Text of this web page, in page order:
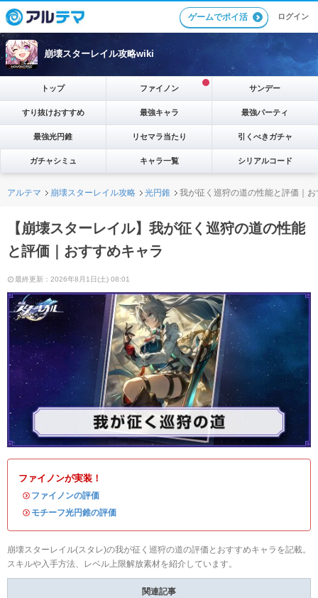
ゲームでポイ活 ログイン
崩壊スターレイル攻略wiki
トップ ファイノン サンデー
すり抜けおすすめ 最強キャラ 最強パーティ
最強光円錐 リセマラ当たり 引くべきガチャ
ガチャシミュ キャラ一覧 シリアルコード
アルテマ 崩壊スターレイル攻略 光円錐 我が征く巡狩の道の性能と評価｜
【崩壊スターレイル】我が征く巡狩の道の性能
と評価｜おすすめキャラ
最終更新：2026年8月1日(土) 08:01
ファイノンが実装！
・ ファイノンの評価
・ モチーフ光円錐の評価
崩壊スターレイル(スタレ)の我が征く巡狩の道の評価とおすすめキャラを記載。
スキルや入手方法、レベル上限解放素材を紹介しています。
関連記事